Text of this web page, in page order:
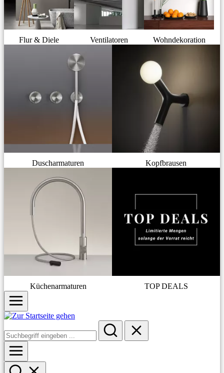
Flur & Diele Ventilatoren Wohndekoration
Duscharmaturen Kopfbrausen
Küchenarmaturen TOP DEALS